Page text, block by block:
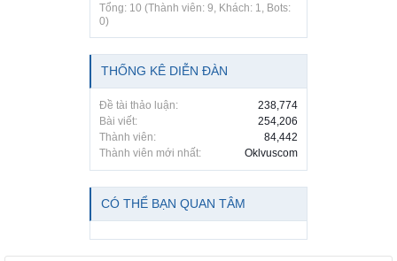
Tổng: 10 (Thành viên: 9, Khách: 1, Bots:
0)
THỐNG KÊ DIỄN ĐÀN
Đề tài thảo luận:
238,774
Bài viết:
254,206
Thành viên:
84,442
Thành viên mới nhất:
Oklvuscom
CÓ THỂ BẠN QUAN TÂM